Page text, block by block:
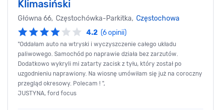
Klimasiński
Główna 66, Częstochówka-Parkitka, Częstochowa
4.2 (6 opinii)
"Oddałam auto na wtryski i wyczyszczenie całego układu
paliwowego. Samochód po naprawie działa bez zarzutów.
Dodatkowo wykryli mi zatarty zacisk z tyłu, który został po
uzgodnieniu naprawiony. Na wiosnę umówiłam się już na coroczny
przegląd okresowy. Polecam ! ",
JUSTYNA, ford focus